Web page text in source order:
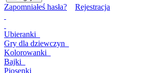
Zapomniałeś hasła? Rejestracja
Ubieranki
Gry dla dziewczyn
Kolorowanki
Bajki
Piosenki